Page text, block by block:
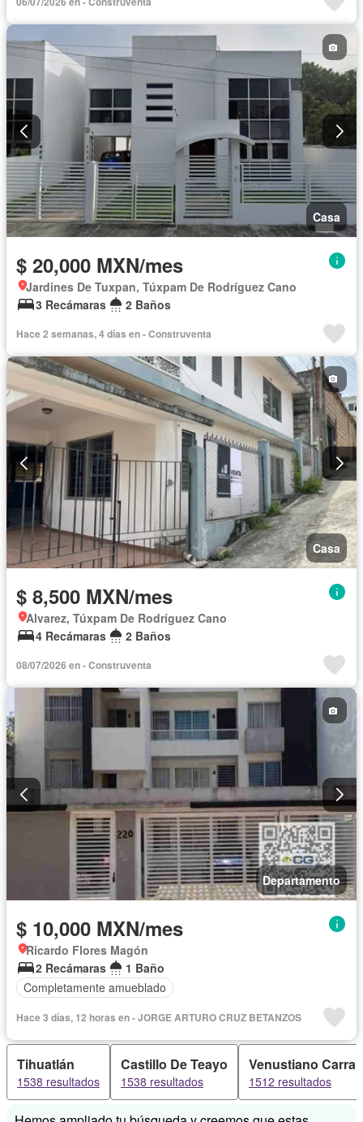
Casa
$ 20,000 MXN/mes
Jardines De Tuxpan, Túxpam De Rodríguez Cano
3 Recámaras
2 Baños
Hace 2 semanas, 4 días en - Construventa
Casa
$ 8,500 MXN/mes
Alvarez, Túxpam De Rodríguez Cano
4 Recámaras
2 Baños
08/07/2026 en - Construventa
Departamento
$ 10,000 MXN/mes
Ricardo Flores Magón
2 Recámaras
1 Baño
Completamente amueblado
Hace 3 días, 12 horas en - JORGE ARTURO CRUZ BETANZOS
Tihuatlán
1538 resultados
Castillo De Teayo
1538 resultados
Venustiano
1512 resultados